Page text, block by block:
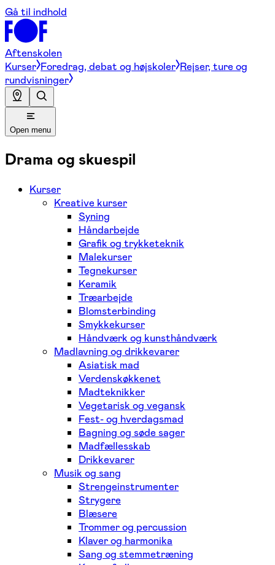
Gå til indhold
Aftenskolen
Kurser Foredrag, debat og højskoler Rejser, ture og
rundvisninger
Open menu
Drama og skuespil
Kurser
Kreative kurser
Syning
Håndarbejde
Grafik og trykketeknik
Malekurser
Tegnekurser
Keramik
Træarbejde
Blomsterbinding
Smykkekurser
Håndværk og kunsthåndværk
Madlavning og drikkevarer
Asiatisk mad
Verdenskøkkenet
Madteknikker
Vegetarisk og vegansk
Fest- og hverdagsmad
Bagning og søde sager
Madfællesskab
Drikkevarer
Musik og sang
Strengeinstrumenter
Strygere
Blæsere
Trommer og percussion
Klaver og harmonika
Sang og stemmetræning